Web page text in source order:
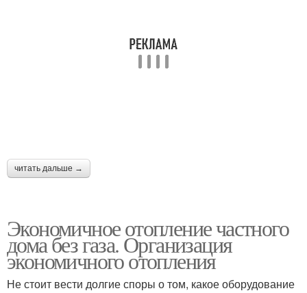
читать дальше →
Экономичное отопление частного
дома без газа. Организация
экономичного отопления
Не стоит вести долгие споры о том, какое оборудование